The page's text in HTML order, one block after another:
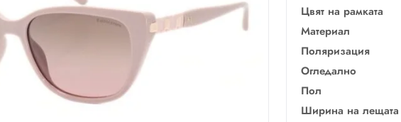
Цвят на рамката
Материал
Поляризация
Огледално
Пол
Ширина на лещата